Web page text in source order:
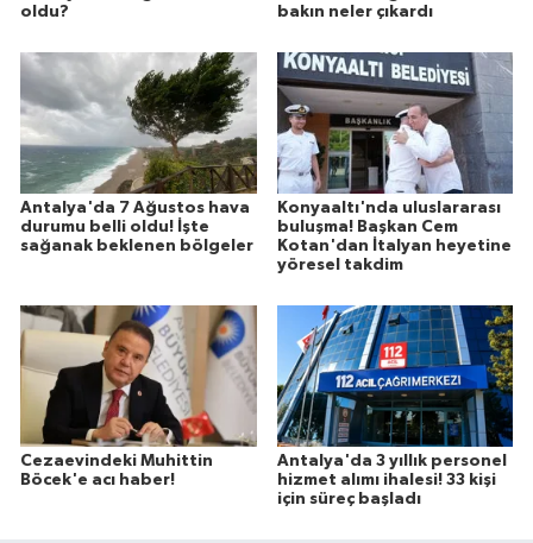
oldu?
bakın neler çıkardı
Antalya'da 7 Ağustos hava
durumu belli oldu! İşte
sağanak beklenen bölgeler
Konyaaltı'nda uluslararası
buluşma! Başkan Cem
Kotan'dan İtalyan heyetine
yöresel takdim
Cezaevindeki Muhittin
Böcek'e acı haber!
Antalya'da 3 yıllık personel
hizmet alımı ihalesi! 33 kişi
için süreç başladı